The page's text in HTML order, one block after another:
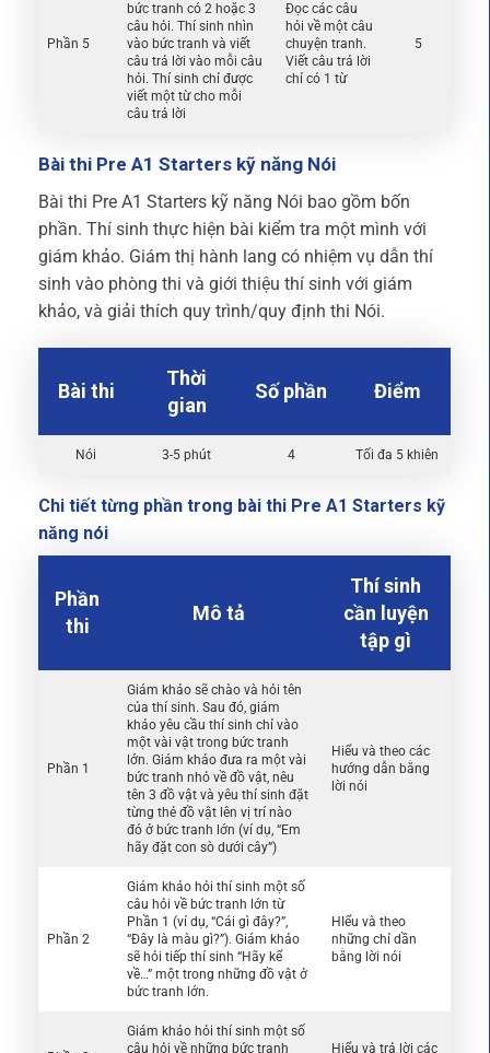
Phần 5
bức tranh có 2 hoặc 3
câu hỏi. Thí sinh nhìn
vào bức tranh và viết
câu trả lời vào mỗi câu
hỏi. Thí sinh chỉ được
viết một từ cho mỗi
câu trả lời
Đọc các câu
hỏi về một câu
chuyện tranh.
Viết câu trả lời
chỉ có 1 từ
5
Bài thi Pre A1 Starters kỹ năng Nói
Bài thi Pre A1 Starters kỹ năng Nói bao gồm bốn
phần. Thí sinh thực hiện bài kiểm tra một mình với
giám khảo. Giám thị hành lang có nhiệm vụ dẫn thí
sinh vào phòng thi và giới thiệu thí sinh với giám
khảo, và giải thích quy trình/quy định thi Nói.
Bài thi
Thời
gian
Số phần Điểm
Nói 3-5 phút 4 Tối đa 5 khiên
Chi tiết từng phần trong bài thi Pre A1 Starters kỹ
năng nói
Phần
thi
Mô tả
Thí sinh
cần luyện
tập gì
Phần 1
Giám khảo sẽ chào và hỏi tên
của thí sinh. Sau đó, giám
khảo yêu cầu thí sinh chỉ vào
một vài vật trong bức tranh
lớn. Giám khảo đưa ra một vài
bức tranh nhỏ về đồ vật, nêu
tên 3 đồ vật và yêu thí sinh đặt
từng thẻ đồ vật lên vị trí nào
đó ở bức tranh lớn (ví dụ, “Em
hãy đặt con sò dưới cây”)
Hiểu và theo các
hướng dẫn bằng
lời nói
Phần 2
Giám khảo hỏi thí sinh một số
câu hỏi về bức tranh lớn từ
Phần 1 (ví dụ, “Cái gì đây?”,
“Đây là màu gì?”). Giám khảo
sẽ hỏi tiếp thí sinh “Hãy kể
về…” một trong những đồ vật ở
bức tranh lớn.
HIểu và theo
những chỉ dần
bằng lời nói
Giám khảo hỏi thí sinh một số
câu hỏi về những bức tranh
Hiểu và trả lời các